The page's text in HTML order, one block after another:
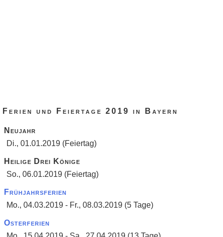
Ferien und Feiertage 2019 in Bayern
Neujahr
Di., 01.01.2019 (Feiertag)
Heilige Drei Könige
So., 06.01.2019 (Feiertag)
Frühjahrsferien
Mo., 04.03.2019 - Fr., 08.03.2019 (5 Tage)
Osterferien